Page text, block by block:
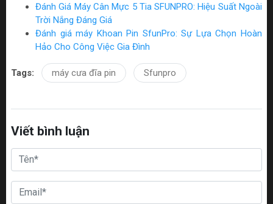
Đánh Giá Máy Cân Mực 5 Tia SFUNPRO: Hiệu Suất Ngoài
Trời Nắng Đáng Giá
Đánh giá máy Khoan Pin SfunPro: Sự Lựa Chọn Hoàn
Hảo Cho Công Việc Gia Đình
Tags: máy cưa đĩa pin Sfunpro
Viết bình luận